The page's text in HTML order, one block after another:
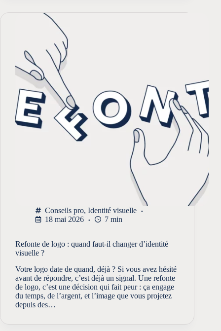
Conseils pro, Identité visuelle
18 mai 2026
7 min
Refonte de logo : quand faut-il changer d’identité
visuelle ?
Votre logo date de quand, déjà ? Si vous avez hésité
avant de répondre, c’est déjà un signal. Une refonte
de logo, c’est une décision qui fait peur : ça engage
du temps, de l’argent, et l’image que vous projetez
depuis des…